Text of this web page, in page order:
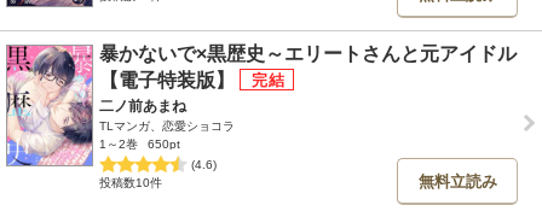
暴かないで×黒歴史～エリートさんと元アイドル
【電子特装版】
二ノ前あまね
TLマンガ、恋愛ショコラ
1～2巻
650pt
(4.6)
投稿数10件
無料立読み